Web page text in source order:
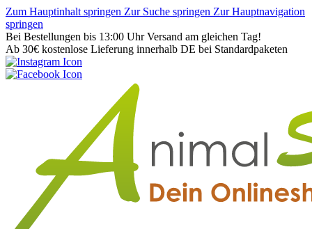
Zum Hauptinhalt springen Zur Suche springen Zur Hauptnavigation
springen
Bei Bestellungen bis 13:00 Uhr Versand am gleichen Tag!
Ab 30€ kostenlose Lieferung innerhalb DE bei Standardpaketen